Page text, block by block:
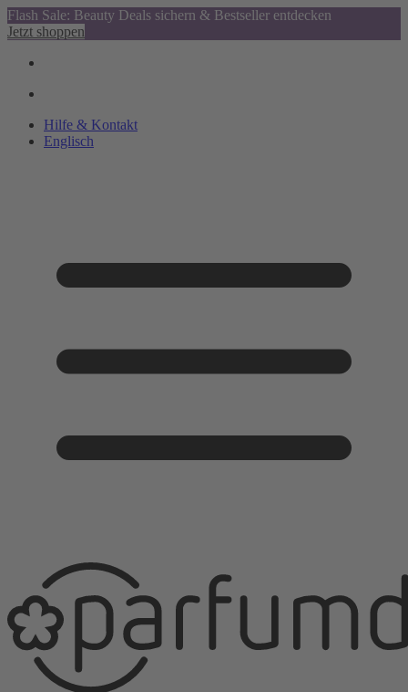
Flash Sale: Beauty Deals sichern & Bestseller entdecken
Jetzt shoppen
Hilfe & Kontakt
Englisch